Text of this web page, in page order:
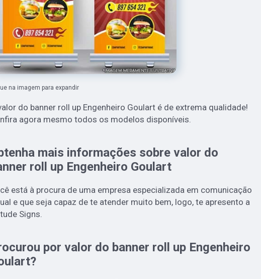
na imagem para expandir
do banner roll up Engenheiro Goulart é de extrema qualidade!
agora mesmo todos os modelos disponíveis.
mais informações sobre valor do
roll up Engenheiro Goulart
está à procura de uma empresa especializada em comunicação
e que seja capaz de te atender muito bem, logo, te apresento a
Signs.
por valor do banner roll up Engenheiro